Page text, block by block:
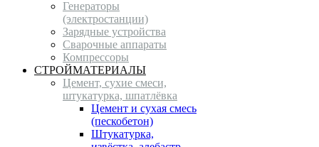
Генераторы
(электростанции)
Зарядные устройства
Сварочные аппараты
Компрессоры
СТРОЙМАТЕРИАЛЫ
Цемент, сухие смеси,
штукатурка, шпатлёвка
Цемент и сухая смесь
(пескобетон)
Штукатурка,